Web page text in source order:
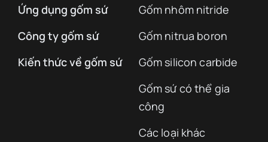
Ứng dụng gốm sứ
Công ty gốm sứ
Kiến thức về gốm sứ
Gốm nhôm nitride
Gốm nitrua boron
Gốm silicon carbide
Gốm sứ có thể gia
công
Các loại khác